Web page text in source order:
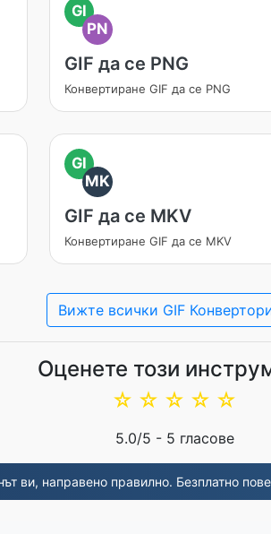
GI
PN
GIF да се PNG
Конвертиране GIF да се PNG
GI
MK
GIF да се MKV
Конвертиране GIF да се MKV
Вижте всички GIF
Оценете този
☆
☆
☆
☆
☆
5.0/5 - 5 гласове
ви, направено правилно. Безплатно